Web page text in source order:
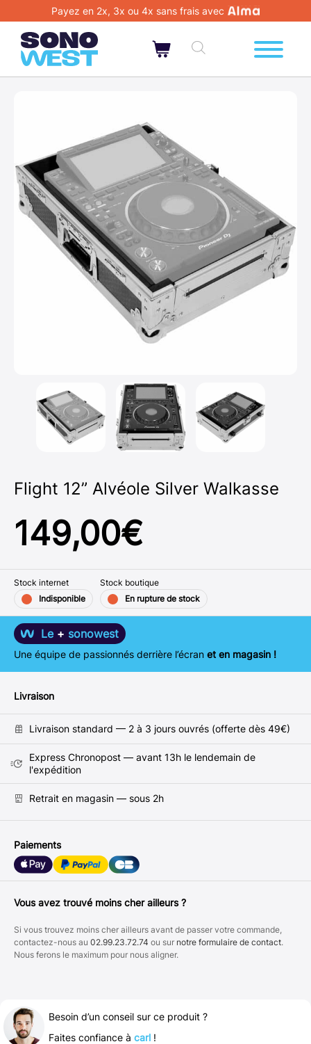
Payez en 2x, 3x ou 4x sans frais avec
Flight 12” Alvéole Silver Walkasse
149,00€
Stock internet
Indisponible
Stock boutique
En rupture de stock
Le + sonowest
Une équipe de passionnés derrière l’écran et en magasin !
Livraison
Livraison standard — 2 à 3 jours ouvrés (offerte dès 49€)
Express Chronopost — avant 13h le lendemain de
l'expédition
Retrait en magasin — sous 2h
Paiements
Vous avez trouvé moins cher ailleurs ?
Si vous trouvez moins cher ailleurs avant de passer votre commande,
contactez-nous au 02.99.23.72.74 ou sur notre formulaire de contact.
Nous ferons le maximum pour nous aligner.
Besoin d’un conseil sur ce produit ?
Faites confiance à carl !